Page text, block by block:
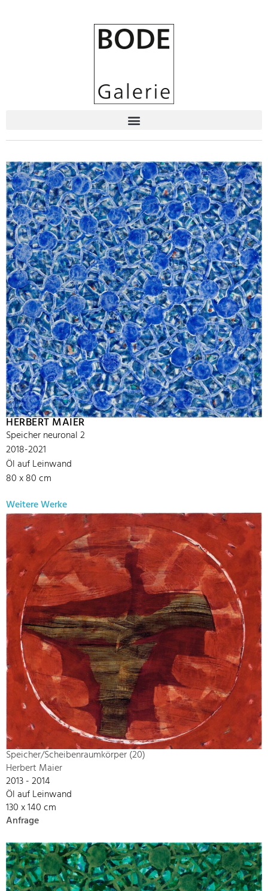
HERBERT MAIER
Speicher neuronal 2
2018-2021
Öl auf Leinwand
80 x 80 cm
Weitere Werke
Speicher/Scheibenraumkörper (20)
Herbert Maier
2013 - 2014
Öl auf Leinwand
130 x 140 cm
Anfrage